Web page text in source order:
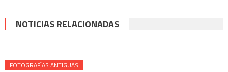
NOTICIAS RELACIONADAS
FOTOGRAFÍAS ANTIGUAS